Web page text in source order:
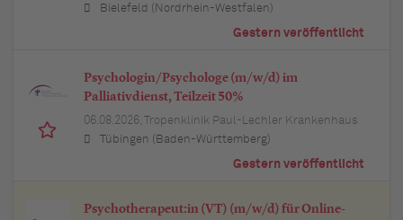
Bielefeld (Nordrhein-Westfalen)
Gestern veröffentlicht
Psychologin/Psychologe (m/w/d) im
Palliativdienst, Teilzeit 50%
06.08.2026, Tropenklinik Paul-Lechler Krankenhaus
Tübingen (Baden-Württemberg)
Gestern veröffentlicht
Psychotherapeut:in (VT) (m/w/d) für Online-